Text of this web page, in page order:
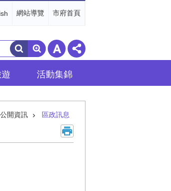
網站導覽 市府首頁
搜
尋
活動集錦
開資訊 區政訊息